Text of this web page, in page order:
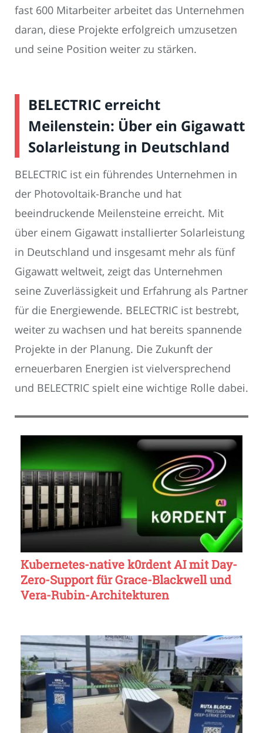
fast 600 Mitarbeiter arbeitet das Unternehmen
daran, diese Projekte erfolgreich umzusetzen
und seine Position weiter zu stärken.
BELECTRIC erreicht
Meilenstein: Über ein Gigawatt
Solarleistung in Deutschland
BELECTRIC ist ein führendes Unternehmen in
der Photovoltaik-Branche und hat
beeindruckende Meilensteine erreicht. Mit
über einem Gigawatt installierter Solarleistung
in Deutschland und insgesamt mehr als fünf
Gigawatt weltweit, zeigt das Unternehmen
seine Zuverlässigkeit und Erfahrung als Partner
für die Energiewende. BELECTRIC ist bestrebt,
weiter zu wachsen und hat bereits spannende
Projekte in der Planung. Die Zukunft der
erneuerbaren Energien ist vielversprechend
und BELECTRIC spielt eine wichtige Rolle dabei.
Kubernetes-native k0rdent AI mit Day-
Zero-Support für Grace-Blackwell und
Vera-Rubin-Architekturen